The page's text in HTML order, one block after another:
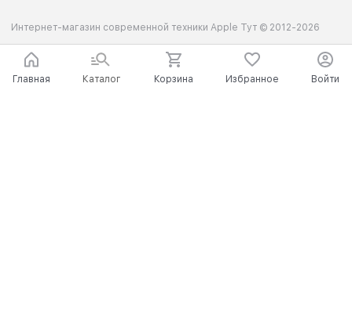
Интернет-магазин современной техники Apple Тут © 2012-2026
Главная Каталог Корзина Избранное Войти